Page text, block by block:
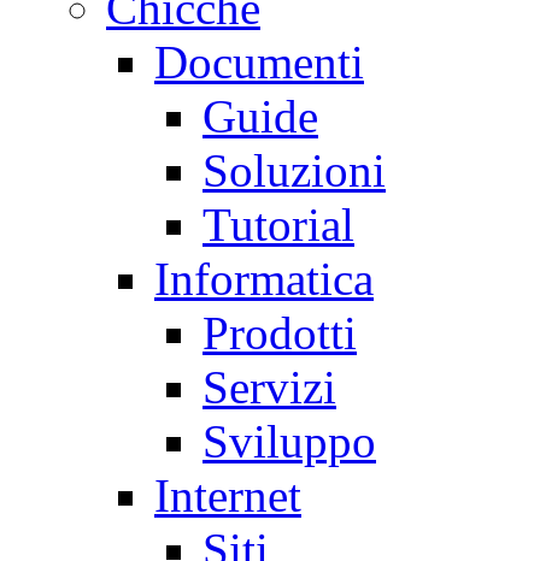
Documenti
Guide
Soluzioni
Tutorial
Informatica
Prodotti
Servizi
Sviluppo
Internet
Siti